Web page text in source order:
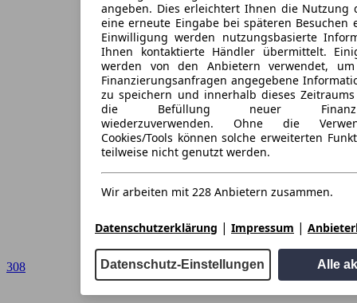
angeben. Dies erleichtert Ihnen die Nutzung
eine erneute Eingabe bei späteren
Einwilligung werden nutzungsbasierte
Ihnen kontaktierte Händler übermittelt.
werden von den Anbietern verwendet,
Finanzierungsanfragen angegebene
zu speichern und innerhalb dieses
die Befüllung neuer
wiederzuverwenden. Ohne die
Cookies/Tools können solche erweiterten
teilweise nicht genutzt werden.
Wir arbeiten mit 228 Anbietern zusammen.
Datenschutzerklärung | Impressum |
Datenschutz-Einstellungen Alle
308